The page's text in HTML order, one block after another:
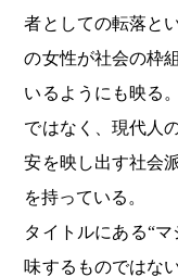
者としての転落と
の女性が社会の枠
いるようにも映る
ではなく、現代人
安を映し出す社会
を持っている。
タイトルにある“
味するものではな